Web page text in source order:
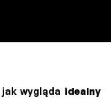
wygląda idealny